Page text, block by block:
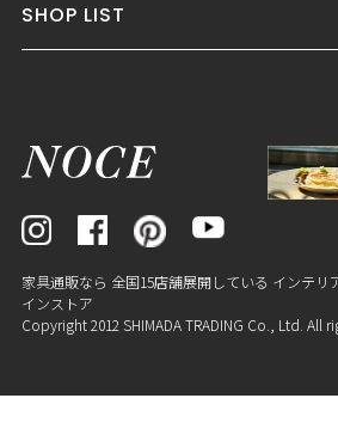
SHOP LIST
家具通販なら 全国15店舗展開している インテリ
インストア
Copyright 2012 SHIMADA TRADING Co., Ltd. All